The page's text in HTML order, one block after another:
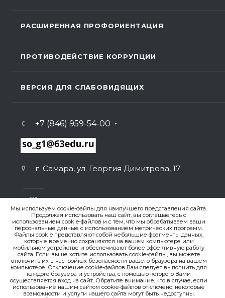
Мы используем cookie-файлы для наилучшего представления сайта.
Продолжая использовать наш сайт, вы соглашаетесь с
использованием cookie-файлов и с тем, что мы обрабатываем ваши
персональные данные с использованием метрических программ.
Файлы cookie представляют собой небольшие фрагменты данных,
которые временно сохраняются на вашем компьютере или
мобильном устройстве и обеспечивают более эффективную работу
сайта. Если вы не хотите использовать cookie-файлы, вы можете
отключить их в настройках безопасности вашего браузера на вашем
компьютере. Отключение cookie-файлов Вам следует выполнить для
каждого браузера и устройства, с помощью которого Вами
осуществляется вход на сайт. Обратите внимание, что в случае, если
использование нашим сайтом cookie-файлов отключено, некоторые
возможности и услуги нашего сайта могут быть недоступны.
РАСШИРЕННАЯ ПРОФОРИЕНТАЦИЯ
ПРОТИВОДЕЙСТВИЕ КОРРУПЦИИ
ВЕРСИЯ ДЛЯ СЛАБОВИДЯЩИХ
+7 (846) 959-54-00
г. Самара, ул. Георгия Димитрова, 17
ВЕРСИЯ ДЛЯ ПЕЧАТИ
ПОЛИТИКА КОНФИДЕНЦИАЛЬНОСТИ
© 2007-2026. , ГБОУ СО «Гимназия № 1 (Базовая школа
РАН)»
Создание сайта